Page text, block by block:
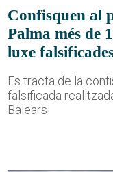
Confisquen al
Palma més de
luxe
Es tracta de la
falsificada
Balears